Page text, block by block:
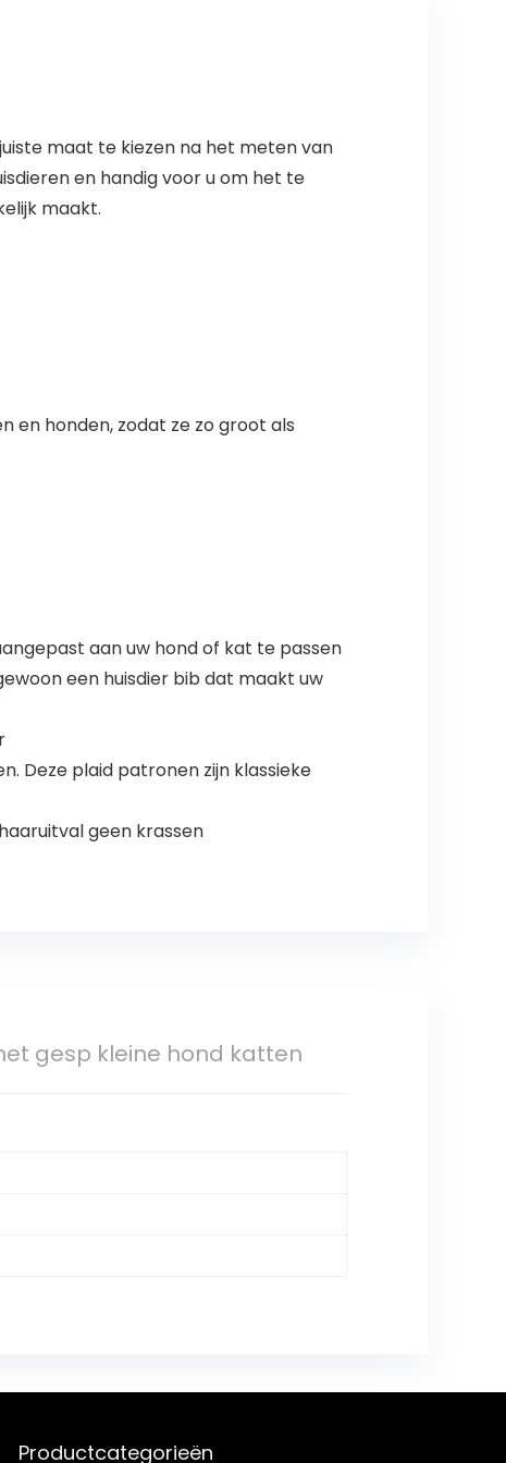
maat te kiezen na het meten van
en handig voor u om het te
maakt.
en honden, zodat ze zo groot als
aan uw hond of kat te passen
een huisdier bib dat maakt uw
Deze plaid patronen zijn klassieke
geen krassen
gesp kleine hond katten
Productcategorieën